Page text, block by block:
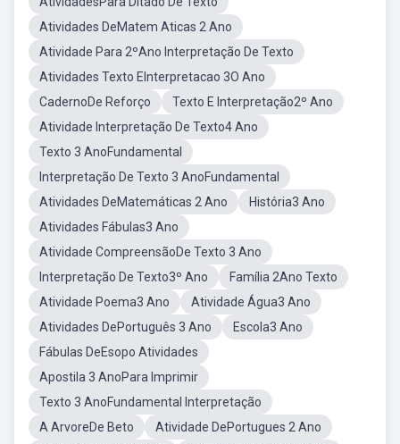
Atividades DeMatem Aticas 2 Ano
Atividade Para 2ºAno Interpretação De Texto
Atividades Texto EInterpretacao 3O Ano
CadernoDe Reforço
Texto E Interpretação2º Ano
Atividade Interpretação De Texto4 Ano
Texto 3 AnoFundamental
Interpretação De Texto 3 AnoFundamental
Atividades DeMatemáticas 2 Ano
História3 Ano
Atividades Fábulas3 Ano
Atividade CompreensãoDe Texto 3 Ano
Interpretação De Texto3º Ano
Família 2Ano Texto
Atividade Poema3 Ano
Atividade Água3 Ano
Atividades DePortuguês 3 Ano
Escola3 Ano
Fábulas DeEsopo Atividades
Apostila 3 AnoPara Imprimir
Texto 3 AnoFundamental Interpretação
A ArvoreDe Beto
Atividade DePortugues 2 Ano